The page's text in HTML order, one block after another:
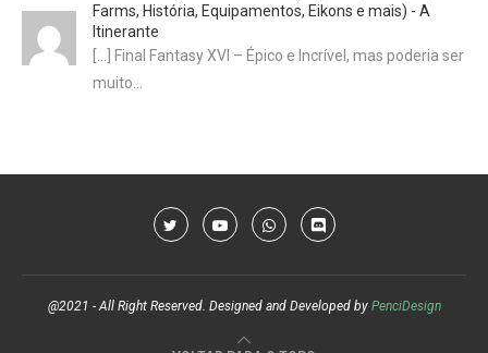
Farms, História, Equipamentos, Eikons e mais) - A
Itinerante
[…] Final Fantasy XVI – Épico e Incrível, mas poderia ser
muito…
@2021 - All Right Reserved. Designed and Developed by PenciDesign